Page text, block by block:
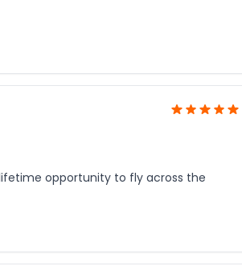
opportunity to fly across the